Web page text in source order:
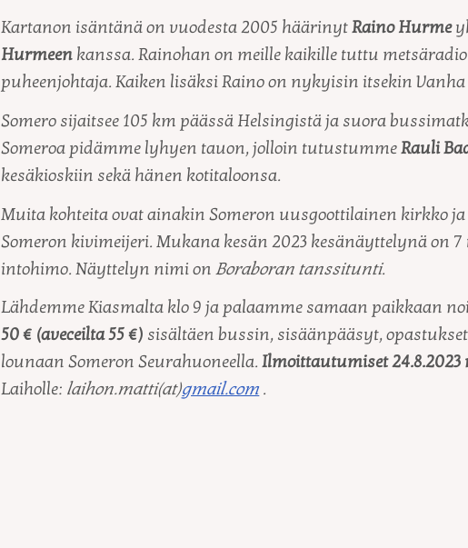
Kartanon isäntänä on vuodesta 2005 häärinytRaino Hurme
Hurmeen kanssa. Rainohan on meille kaikille tuttu
puheenjohtaja. Kaiken lisäksi Raino on nykyisin itsekin Vanha
Somero sijaitsee 105 km päässä Helsingistä ja suora
Someroa pidämme lyhyen tauon, jolloin tutustummeRauli
kesäkioskiin sekä hänen kotitaloonsa.
Muita kohteita ovat ainakin Someron uusgoottilainen kirkko
Someron kivimeijeri. Mukana kesän 2023 kesänäyttelynä on
intohimo. Näyttelyn nimi onBoraboran tanssitunti.
Lähdemme Kiasmalta klo 9 ja palaamme samaan paikkaan
50 € (aveceilta 55 €) sisältäen bussin, sisäänpääsyt,
lounaan Someron Seurahuoneella.Ilmoittautumiset 24.8.2023
Laiholle: laihon.matti(at)gmail.com.